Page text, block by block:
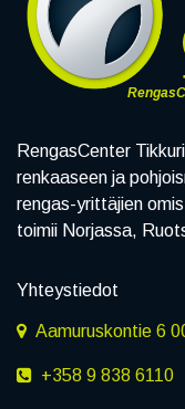
RengasCenter
renkaaseen ja
rengas-yrittäjien
toimii Norjassa,
Yhteystiedot
Aamuruskontie 6
+358 9 838 6110